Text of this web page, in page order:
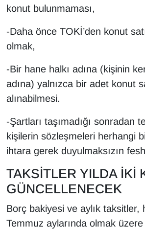
konut bulunmaması,
-Daha önce TOKİ’den konut
olmak,
-Bir hane halkı adına (kişinin
adına) yalnızca bir adet konut
alınabilmesi.
-Şartları taşımadığı sonradan
kişilerin sözleşmeleri herhangi
ihtara gerek duyulmaksızın
TAKSİTLER YILDA İKİ
GÜNCELLENECEK
Borç bakiyesi ve aylık taksitler,
Temmuz aylarında olmak